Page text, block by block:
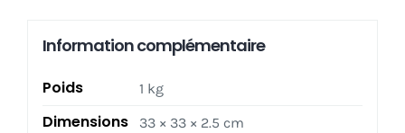
_
sticker!
Top
Information complémentaire
Poids 1 kg
Dimensions 33 × 33 × 2.5 cm